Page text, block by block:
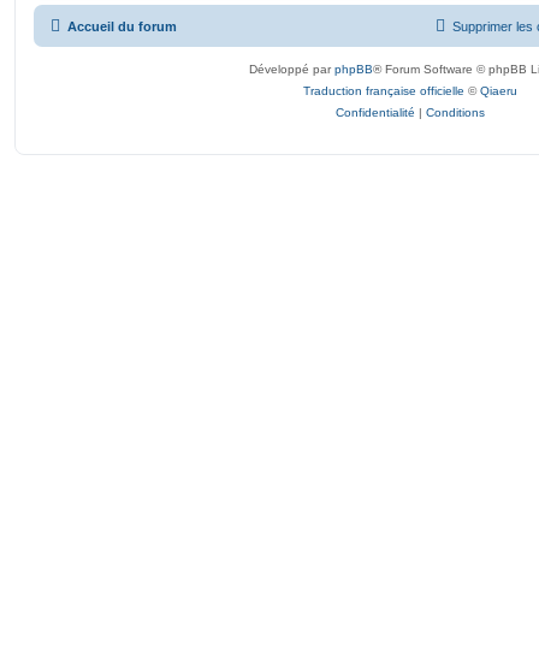
Accueil du forum Supprimer les
Développé parphpBB® Forum Software © phpBB
Traduction française officielle ©Qiaeru
Confidentialité | Conditions